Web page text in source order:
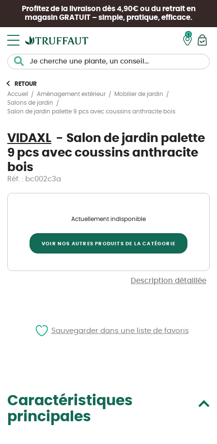
Profitez de la livraison dès 4,90€ ou du retrait en
magasin GRATUIT – simple, pratique, efficace.
RETOUR
Accueil
Aménagement extérieur
Mobilier de jardin
Salons de jardin
Salon de jardin palette 9 pcs avec coussins anthracite bois
VIDAXL
Salon de jardin palette
9 pcs avec coussins anthracite
bois
Réf. : bc002c3a
Description détaillée
Actuellement indisponible
VOIR NOS AUTRES PRODUITS DE LA CATÉGORIE
Caractéristiques
principales
Sauvegarder dans une liste de favoris